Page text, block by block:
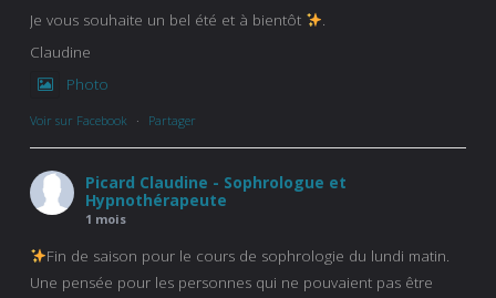
Je vous souhaite un bel été et à bientôt
.
Claudine
Photo
Voir sur Facebook · Partager
Picard Claudine - Sophrologue et
Hypnothérapeute
1 mois
Fin de saison pour le cours de sophrologie du lundi matin.
Une pensée pour les personnes qui ne pouvaient pas être